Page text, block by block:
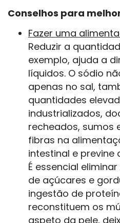
Conselhos para
Fazer uma
Reduzir a
exemplo, ajuda a
líquidos. O sódio
apenas no sal,
quantidades
industrializados,
recheados, sumos
fibras na
intestinal e previne
É essencial
de açúcares e
ingestão de
reconstituem os
aspeto da pele,